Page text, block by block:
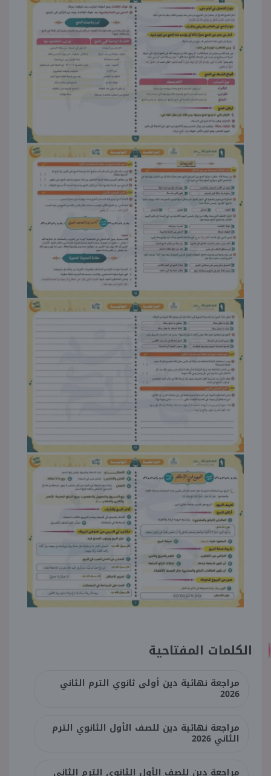
الكلمات المفتاحية
مراجعة نهائية دين أولى ثانوي الترم الثاني
2026
مراجعة نهائية دين للصف الأول الثانوي الترم
الثاني 2026
مراجعة دين للصف الأول الثانوي الترم الثاني